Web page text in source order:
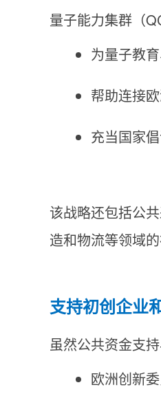
量子能力集群（
为量子教
帮助连接
充当国家
该战略还包括公
造和物流等领域
支持初创企业
虽然公共资金支
欧洲创新